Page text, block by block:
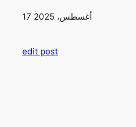
17 أغسطس، 2025
edit post